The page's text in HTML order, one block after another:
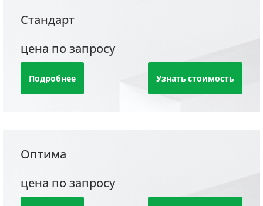
Стандарт
цена по запросу
Подробнее Узнать стоимость
Оптима
цена по запросу